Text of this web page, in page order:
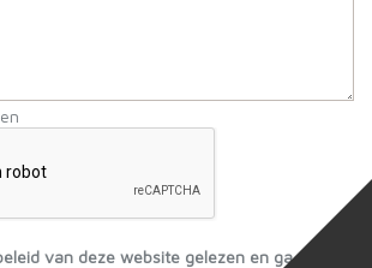
van deze website gelezen en ga